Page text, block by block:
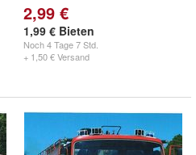
2,99 €
1,99 € Bieten
Noch4 Tage 7 Std.
+ 1,50 € Versand